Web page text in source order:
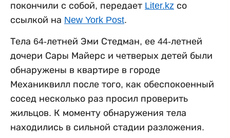
покончили с собой, передает Liter.kz со
ссылкой на New York Post.
Тела 64-летней Эми Стедман, ее 44-летней
дочери Сары Майерс и четверых детей были
обнаружены в квартире в городе
Механиквилл после того, как обеспокоенный
сосед несколько раз просил проверить
жильцов. К моменту обнаружения тела
находились в сильной стадии разложения.